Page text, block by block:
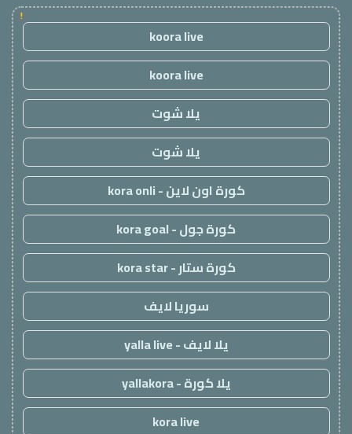
!
koora live
koora live
يلا شوت
يلا شوت
كورة اون لاين - kora onli
كورة جول - kora goal
كورة ستار - kora star
سوريا لايف
يلا لايف - yalla live
يلا كورة - yallakora
kora live